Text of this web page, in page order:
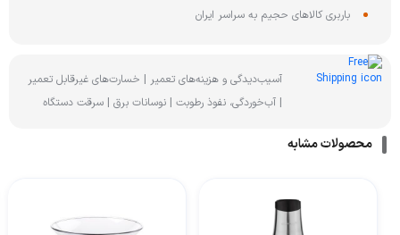
باربری کالاهای حجیم به سراسر ایران
آسیب‌دیدگی و هزینه‌های تعمیر | خسارت‌های غیرقابل تعمیر
| آب‌خوردگی، نفوذ رطوبت | نوسانات برق | سرقت دستگاه
محصولات مشابه